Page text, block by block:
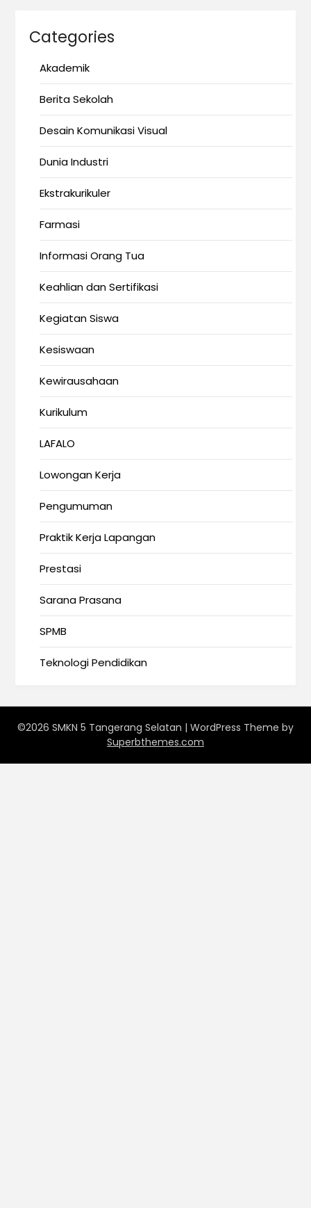
Categories
Akademik
Berita Sekolah
Desain Komunikasi Visual
Dunia Industri
Ekstrakurikuler
Farmasi
Informasi Orang Tua
Keahlian dan Sertifikasi
Kegiatan Siswa
Kesiswaan
Kewirausahaan
Kurikulum
LAFALO
Lowongan Kerja
Pengumuman
Praktik Kerja Lapangan
Prestasi
Sarana Prasana
SPMB
Teknologi Pendidikan
©2026 SMKN 5 Tangerang Selatan | WordPress Theme by
Superbthemes.com